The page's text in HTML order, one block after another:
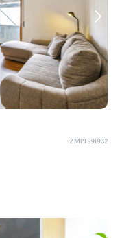
ZMPT591932